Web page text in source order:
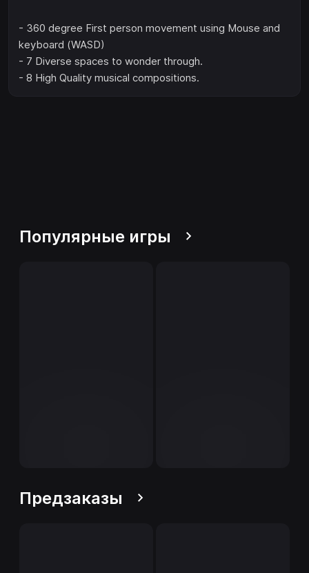
- 360 degree First person movement using Mouse and
keyboard (WASD)
- 7 Diverse spaces to wonder through.
- 8 High Quality musical compositions.
Популярные игры
Предзаказы